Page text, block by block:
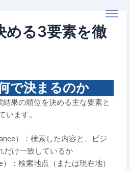
める3要素を徹
で決まるのか
果の順位を決める主な要素と
います。
）：検索した内容と、ビジ
だけ一致しているか
：検索地点（または現在地）